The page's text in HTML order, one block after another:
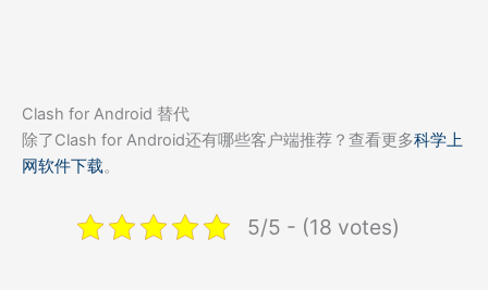
Clash for Android 替代
除了Clash for Android还有哪些客户端推荐？查看更多科学上
网软件下载。
5/5 - (18 votes)